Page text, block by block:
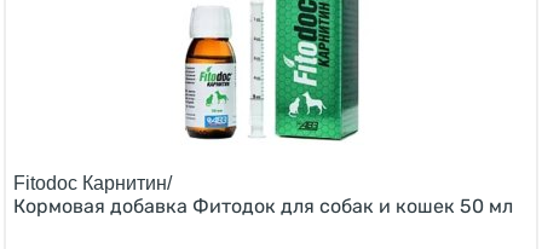
Fitodoc Карнитин/
Кормовая добавка Фитодок для собак и кошек 50 мл